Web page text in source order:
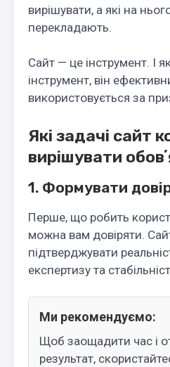
вирішувати, а які на
перекладають.
Сайт — це інструмент. І
інструмент, він
використовується за
Які задачі сайт
вирішувати
1. Формувати
Перше, що робить
можна вам довіряти.
підтверджувати
експертизу та
Ми рекомендуємо:
Щоб заощадити час і
результат,